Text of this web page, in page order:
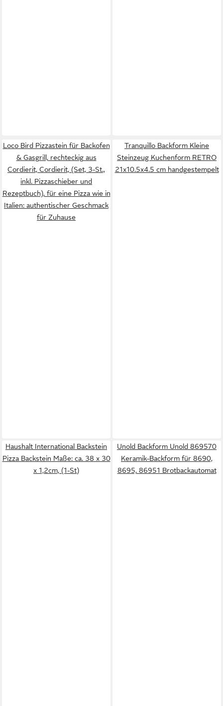
Loco Bird Pizzastein für Backofen
& Gasgrill, rechteckig aus
Cordierit, Cordierit, (Set, 3-St.,
inkl. Pizzaschieber und
Rezeptbuch), für eine Pizza wie in
Italien: authentischer Geschmack
für Zuhause
Tranquillo Backform Kleine
Steinzeug Kuchenform RETRO
21x10.5x4.5 cm handgestempelt
Haushalt International Backstein
Pizza Backstein Maße: ca. 38 x 30
x 1,2cm, (1-St)
Unold Backform Unold 869570
Keramik-Backform für 8690,
8695, 86951 Brotbackautomat